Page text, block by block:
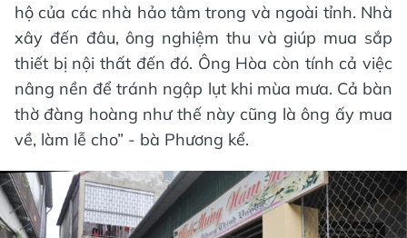
hộ của các nhà hảo tâm trong và ngoài tỉnh. Nhà
xây đến đâu, ông nghiệm thu và giúp mua sắp
thiết bị nội thất đến đó. Ông Hòa còn tính cả việc
nâng nền để tránh ngập lụt khi mùa mưa. Cả bàn
thờ đàng hoàng như thế này cũng là ông ấy mua
về, làm lễ cho” - bà Phương kể.